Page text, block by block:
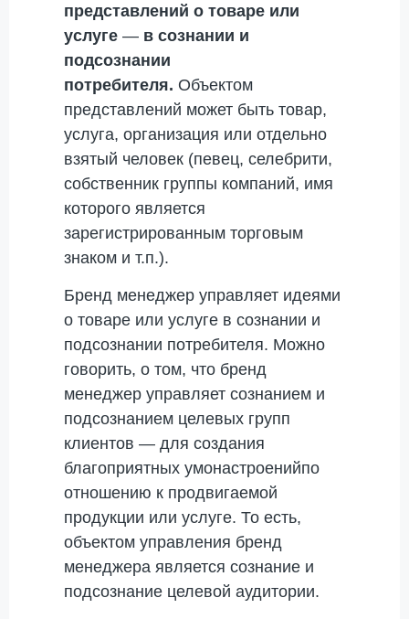
представлений о товаре или
услуге — в сознании и
подсознании
потребителя. Объектом
представлений может быть товар,
услуга, организация или отдельно
взятый человек (певец, селебрити,
собственник группы компаний, имя
которого является
зарегистрированным торговым
знаком и т.п.).
Бренд менеджер управляет идеями
о товаре или услуге в сознании и
подсознании потребителя. Можно
говорить, о том, что бренд
менеджер управляет сознанием и
подсознанием целевых групп
клиентов — для создания
благоприятных умонастроенийпо
отношению к продвигаемой
продукции или услуге. То есть,
объектом управления бренд
менеджера является сознание и
подсознание целевой аудитории.